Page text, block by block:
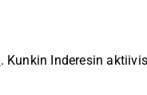
. Kunkin Inderesin